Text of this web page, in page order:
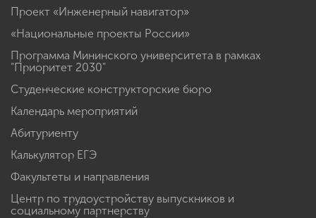
Проект «Инженерный навигатор»
«Национальные проекты России»
Программа Мининского университета в рамках
"Приоритет 2030"
Студенческие конструкторские бюро
Календарь мероприятий
Абитуриенту
Калькулятор ЕГЭ
Факультеты и направления
Центр по трудоустройству выпускников и
социальному партнерству